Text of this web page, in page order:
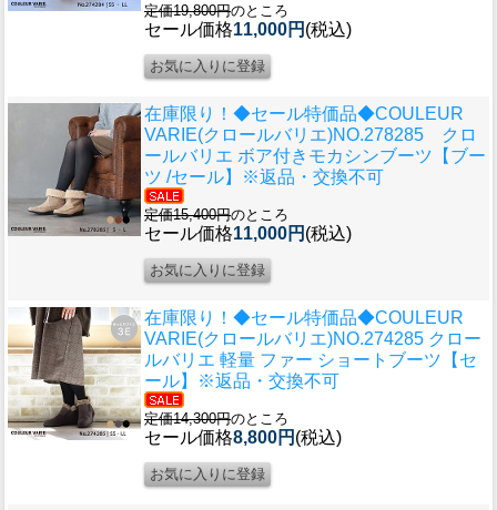
定価19,800円のところ
セール価格11,000円 (税込)
在庫限り！◆セール特価品◆COULEUR
VARIE(クロールバリエ)NO.278285 クロ
ールバリエ ボア付きモカシンブーツ【ブー
ツ /セール】※返品・交換不可
定価15,400円のところ
セール価格11,000円 (税込)
在庫限り！◆セール特価品◆COULEUR
VARIE(クロールバリエ)NO.274285 クロー
ルバリエ 軽量 ファー ショートブーツ【セ
ール】※返品・交換不可
定価14,300円のところ
セール価格8,800円 (税込)